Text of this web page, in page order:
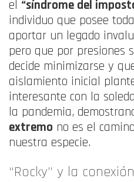
el “síndrome del
individuo que posee
aportar un legado
pero que por presiones
decide minimizarse y
aislamiento inicial
interesante con la
la pandemia,
extremo no es el
nuestra especie.
“Rocky” y la